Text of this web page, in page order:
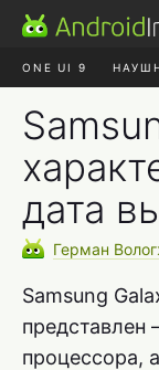
ONE UI 9
дата
Герман
Samsung
представлен
процессора,